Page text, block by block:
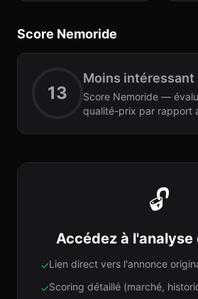
Score Nemoride
13
Moins intéressant
Score Nemoride —
qualité-prix par rapport
🔓
Accédez à
✓Lien direct vers l'annonce
✓Scoring détaillé (marché,